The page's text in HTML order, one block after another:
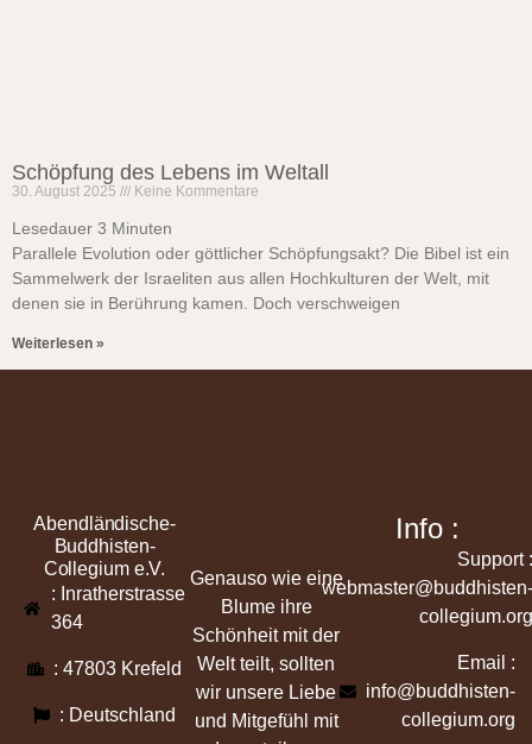
Schöpfung des Lebens im Weltall
30. August 2025 Keine Kommentare
Lesedauer 3 Minuten
Parallele Evolution oder göttlicher Schöpfungsakt? Die Bibel ist ein
Sammelwerk der Israeliten aus allen Hochkulturen der Welt, mit
denen sie in Berührung kamen. Doch verschweigen
Weiterlesen »
Abendländische-
Buddhisten-
Collegium e.V.
: Inratherstrasse
364
: 47803 Krefeld
: Deutschland
Genauso wie eine
Blume ihre
Schönheit mit der
Welt teilt, sollten
wir unsere Liebe
und Mitgefühl mit
Info :
Support :
webmaster@buddhisten-
collegium.org
Email :
info@buddhisten-
collegium.org